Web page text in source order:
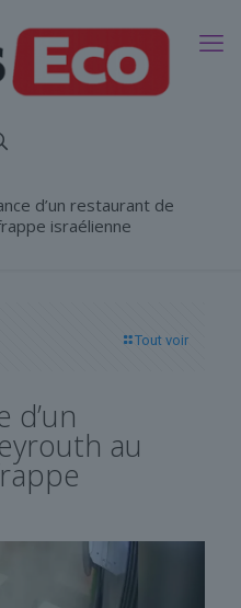
d’un restaurant de
israélienne
Tout voir
d’un
au